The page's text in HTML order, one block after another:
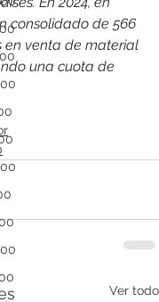
consolidado de 566
en venta de material
una cuota de
Ver todo